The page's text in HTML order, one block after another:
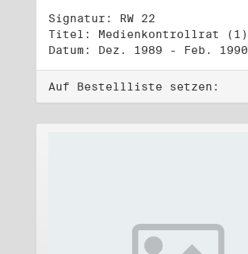
Signatur: RW 22
Titel: Medienkontrollrat (1)
Datum: Dez. 1989 - Feb. 1990
Auf Bestellliste setzen: